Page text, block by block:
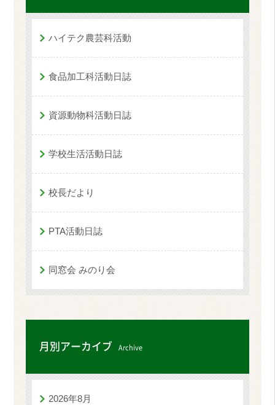
ハイテク農芸科活動
食品加工科活動日誌
資源動物科活動日誌
学校生活活動日誌
校長だより
PTA活動日誌
同窓会 みのり会
月別アーカイブ Archive
2026年8月